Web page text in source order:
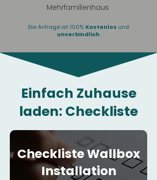
Mehrfamilienhaus
Die Anfrage ist 100% Kostenlos und
unverbindlich.
Einfach Zuhause
laden: Checkliste
Checkliste Wallbox
Installation